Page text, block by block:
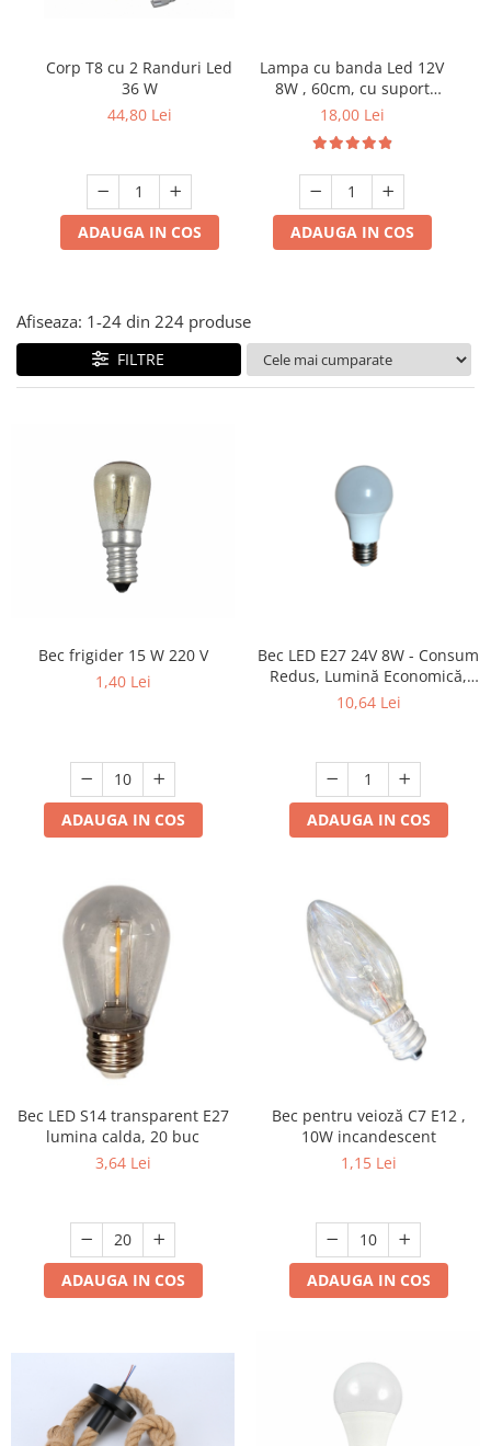
Spoturi led pe sina
Multimetru Digital
Prize
Starter/Droser
Întrerupătoare/Comutatoare
Ştechere/Stecher adaptor
Ţeavă PVC
Corp T8 cu 2 Randuri Led
36 W
44,80 Lei
ADAUGA IN COS
Lampa cu banda Led 12V
8W , 60cm, cu suport
aluminiu si clesti de
18,00 Lei
ADAUGA IN COS
Afiseaza: 1-24 din 224 produse
FILTRE
Bec frigider 15 W 220 V
1,40 Lei
ADAUGA IN COS
Bec LED E27 24V 8W - Consum
Redus, Lumină Economică,
Durată Lungă de Viață
10,64 Lei
ADAUGA IN COS
Bec LED S14 transparent E27
lumina calda, 20 buc
3,64 Lei
ADAUGA IN COS
Bec pentru veioză C7 E12 ,
10W incandescent
1,15 Lei
ADAUGA IN COS